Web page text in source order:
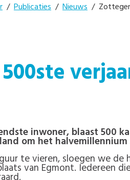
/ Publicaties / Nieuws /
inwoner, blaast 500
om het
te vieren, sloegen we
van Egmont. Iedereen